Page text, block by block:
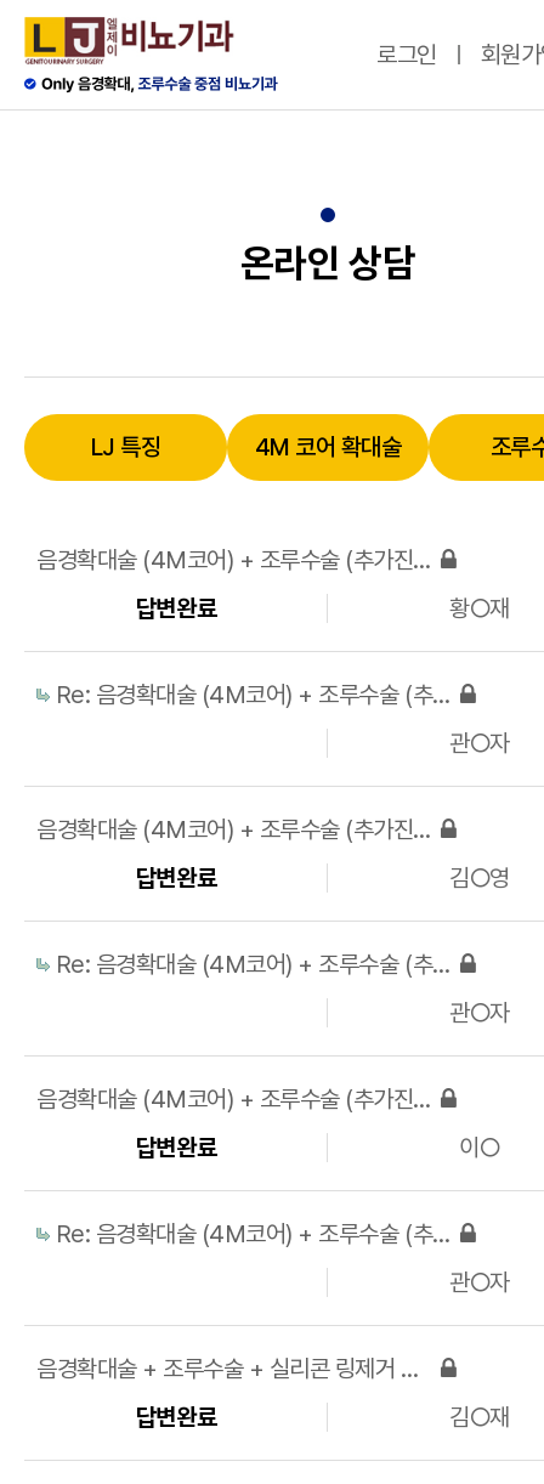
로그인 회원
온라인 상담
LJ 특징 4M 코어 확대술 조루
음경확대술 (4M코어) + 조루수술 (추가진피) 비용 및 상담
답변완료
황○재
Re: 음경확대술 (4M코어) + 조루수술 (추가진피) 비용 및 상담
관○자
음경확대술 (4M코어) + 조루수술 (추가진피) 비용 및 상담
답변완료
김○영
Re: 음경확대술 (4M코어) + 조루수술 (추가진피) 비용 및 상담
관○자
음경확대술 (4M코어) + 조루수술 (추가진피) 비용 및 상담
답변완료
이○
Re: 음경확대술 (4M코어) + 조루수술 (추가진피) 비용 및 상담
관○자
음경확대술 + 조루수술 + 실리콘 링제거 비용 및 상담,타병원 수술 후 재수술 비용 및 상담
답변완료
김○재